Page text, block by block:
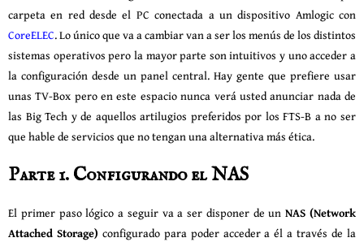
carpeta en red desde el PC conectada a un dispositivo Amlogic con
CoreELEC. Lo único que va a cambiar van a ser los menús de los distintos
sistemas operativos pero la mayor parte son intuitivos y uno acceder a
la configuración desde un panel central. Hay gente que prefiere usar
unas TV-Box pero en este espacio nunca verá usted anunciar nada de
las Big Tech y de aquellos artilugios preferidos por los FTS-B a no ser
que hable de servicios que no tengan una alternativa más ética.
Parte 1. Configurando el NAS
El primer paso lógico a seguir va a ser disponer de unNAS (Network
Attached Storage) configurado para poder acceder a él a través de la